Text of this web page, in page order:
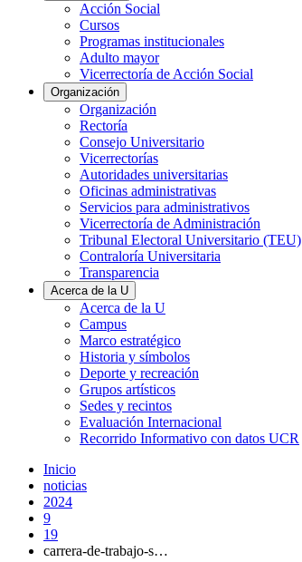
Acción Social
Cursos
Programas institucionales
Adulto mayor
Vicerrectoría de Acción Social
Organización
Organización
Rectoría
Consejo Universitario
Vicerrectorías
Autoridades universitarias
Oficinas administrativas
Servicios para administrativos
Vicerrectoría de Administración
Tribunal Electoral Universitario (TEU)
Contraloría Universitaria
Transparencia
Acerca de la U
Acerca de la U
Campus
Marco estratégico
Historia y símbolos
Deporte y recreación
Grupos artísticos
Sedes y recintos
Evaluación Internacional
Recorrido Informativo con datos UCR
Inicio
noticias
2024
9
19
carrera-de-trabajo-s…